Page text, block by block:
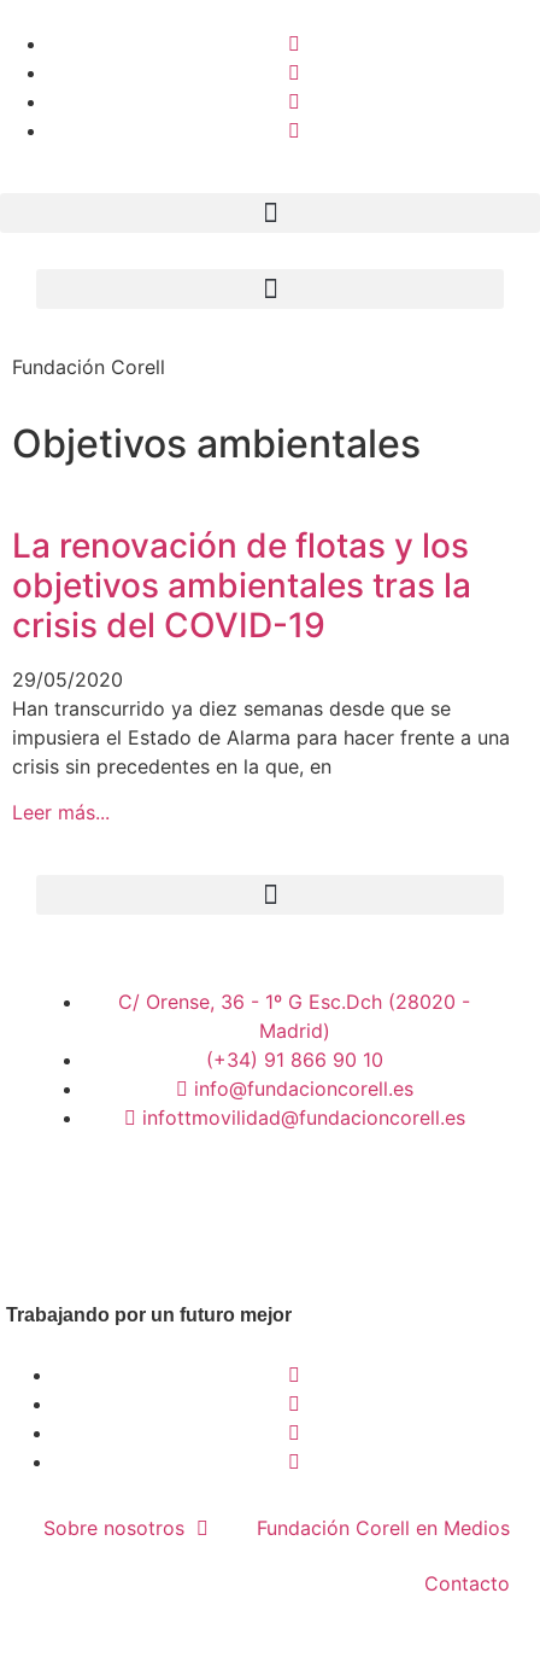
Fundación Corell
Objetivos ambientales
La renovación de flotas y los
objetivos ambientales tras la
crisis del COVID-19
29/05/2020
Han transcurrido ya diez semanas desde que se
impusiera el Estado de Alarma para hacer frente a una
crisis sin precedentes en la que, en
Leer más...
C/ Orense, 36 - 1º G Esc.Dch (28020 -
Madrid)
(+34) 91 866 90 10
info@fundacioncorell.es
infottmovilidad@fundacioncorell.es
Trabajando por un futuro mejor
Sobre nosotros Fundación Corell en Medios
Contacto